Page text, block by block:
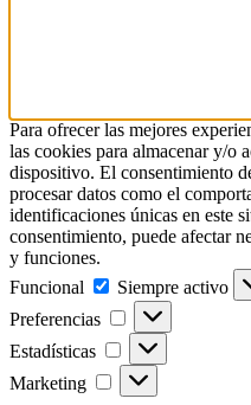
Para ofrecer las mejores
las cookies para almacenar y/o
dispositivo. El consentimiento
procesar datos como el
identificaciones únicas en este
consentimiento, puede afectar
y funciones.
Funcional
Funcional
Siempre activo
Preferencias
Preferencias
Estadísticas Estadísticas
Marketing Marketing